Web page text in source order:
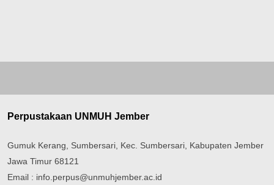
Perpustakaan UNMUH Jember
Gumuk Kerang, Sumbersari, Kec. Sumbersari, Kabupaten Jember
Jawa Timur 68121
Email : info.perpus@unmuhjember.ac.id